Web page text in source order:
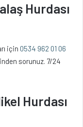
Hurdası
için 0534 962 01 06
sorunuz. 7/24
Hurdası